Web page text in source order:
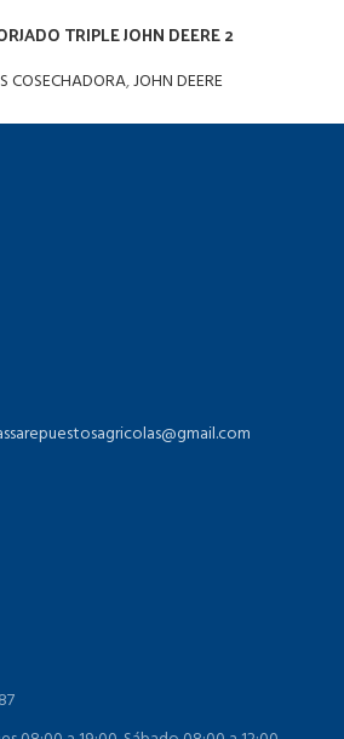
TRIPLE JOHN DEERE 2
COSECHADORA,JOHN DEERE